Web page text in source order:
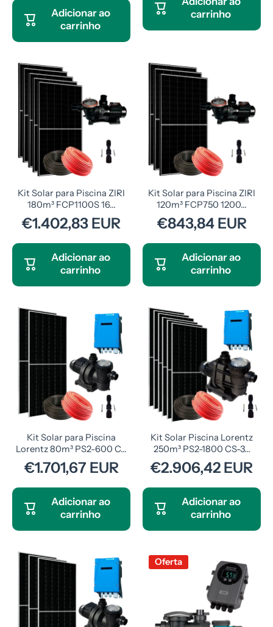
Adicionar ao
carrinho
carrinho
Kit Solar para Piscina ZIRI
180m³ FCP1100S 16...
€1.402,83 EUR
Adicionar ao
carrinho
Kit Solar para Piscina ZIRI
120m³ FCP750 1200...
€843,84 EUR
Adicionar ao
carrinho
Kit Solar para Piscina
Lorentz 80m³ PS2-600 C...
€1.701,67 EUR
Adicionar ao
carrinho
Kit Solar Piscina Lorentz
250m³ PS2-1800 CS-3...
€2.906,42 EUR
Adicionar ao
carrinho
Oferta